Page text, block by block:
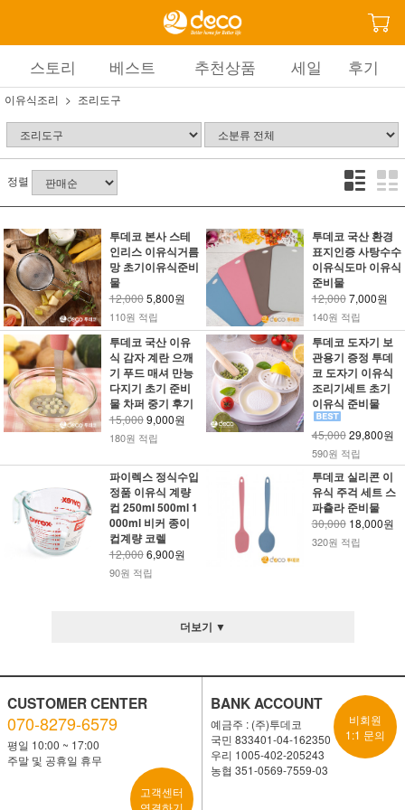
스토리 베스트 추천상품 세일 후기
이유식조리 조리도구
정렬
투데코 본사 스테
인리스 이유식거름
망 초기이유식준비
물
12,0005,800원
110원 적립
투데코 국산 환경
표지인증 사탕수수
이유식도마 이유식
준비물
12,0007,000원
140원 적립
투데코 국산 이유
식 감자 계란 으깨
기 푸드 매셔 만능
다지기 초기 준비
물 차퍼 중기 후기
15,0009,000원
180원 적립
투데코 도자기 보
관용기 증정 투데
코 도자기 이유식
조리기세트 초기
이유식 준비물
45,00029,800원
590원 적립
파이렉스 정식수입
정품 이유식 계량
컵 250ml 500ml 1
000ml 비커 종이
컵계량 코렐
12,0006,900원
90원 적립
투데코 실리콘 이
유식 주걱 세트 스
파츌라 준비물
30,00018,000원
320원 적립
더보기 ▼
CUSTOMER CENTER
070-8279-6579
평일 10:00 ~ 17:00
주말 및 공휴일 휴무
고객센터
연결하기
BANK ACCOUNT
예금주 : (주)투데코
국민 833401-04-162350
우리 1005-402-205243
농협 351-0569-7559-03
비회원
1:1 문의